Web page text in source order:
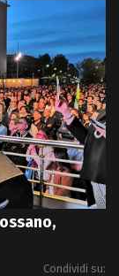
Condividi su: